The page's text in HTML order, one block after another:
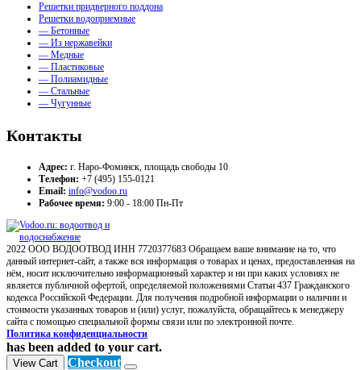
Решетки придверного поддона
Решетки водоприемные
— Бетонные
— Из нержавейки
— Медные
— Пластиковые
— Полиамидные
— Стальные
— Чугунные
Контакты
Адрес: г. Наро-Фоминск, площадь свободы 10
Телефон: +7 (495) 155-0121
Email: info@vodoo.ru
Рабочее время: 9:00 - 18:00 Пн-Пт
2022 ООО ВОДООТВОД ИНН 7720377683 Обращаем ваше внимание на то, что
данный интернет-сайт, а также вся информация о товарах и ценах, предоставленная на
нём, носит исключительно информационный характер и ни при каких условиях не
является публичной офертой, определяемой положениями Статьи 437 Гражданского
кодекса Российской Федерации. Для получения подробной информации о наличии и
стоимости указанных товаров и (или) услуг, пожалуйста, обращайтесь к менеджеру
сайта с помощью специальной формы связи или по электронной почте.
Политика конфиденциальности
has been added to your cart.
View Cart Checkout